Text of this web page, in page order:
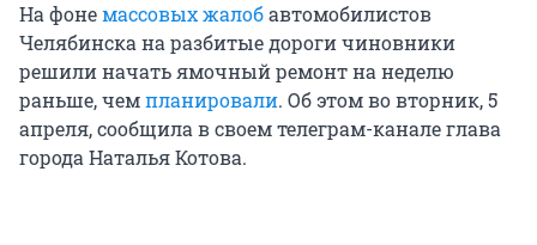
На фонемассовых жалобавтомобилистов
Челябинска на разбитые дороги чиновники
решили начать ямочный ремонт на неделю
раньше, чемпланировали. Об этом во вторник, 5
апреля, сообщила в своем телеграм-канале глава
города Наталья Котова.